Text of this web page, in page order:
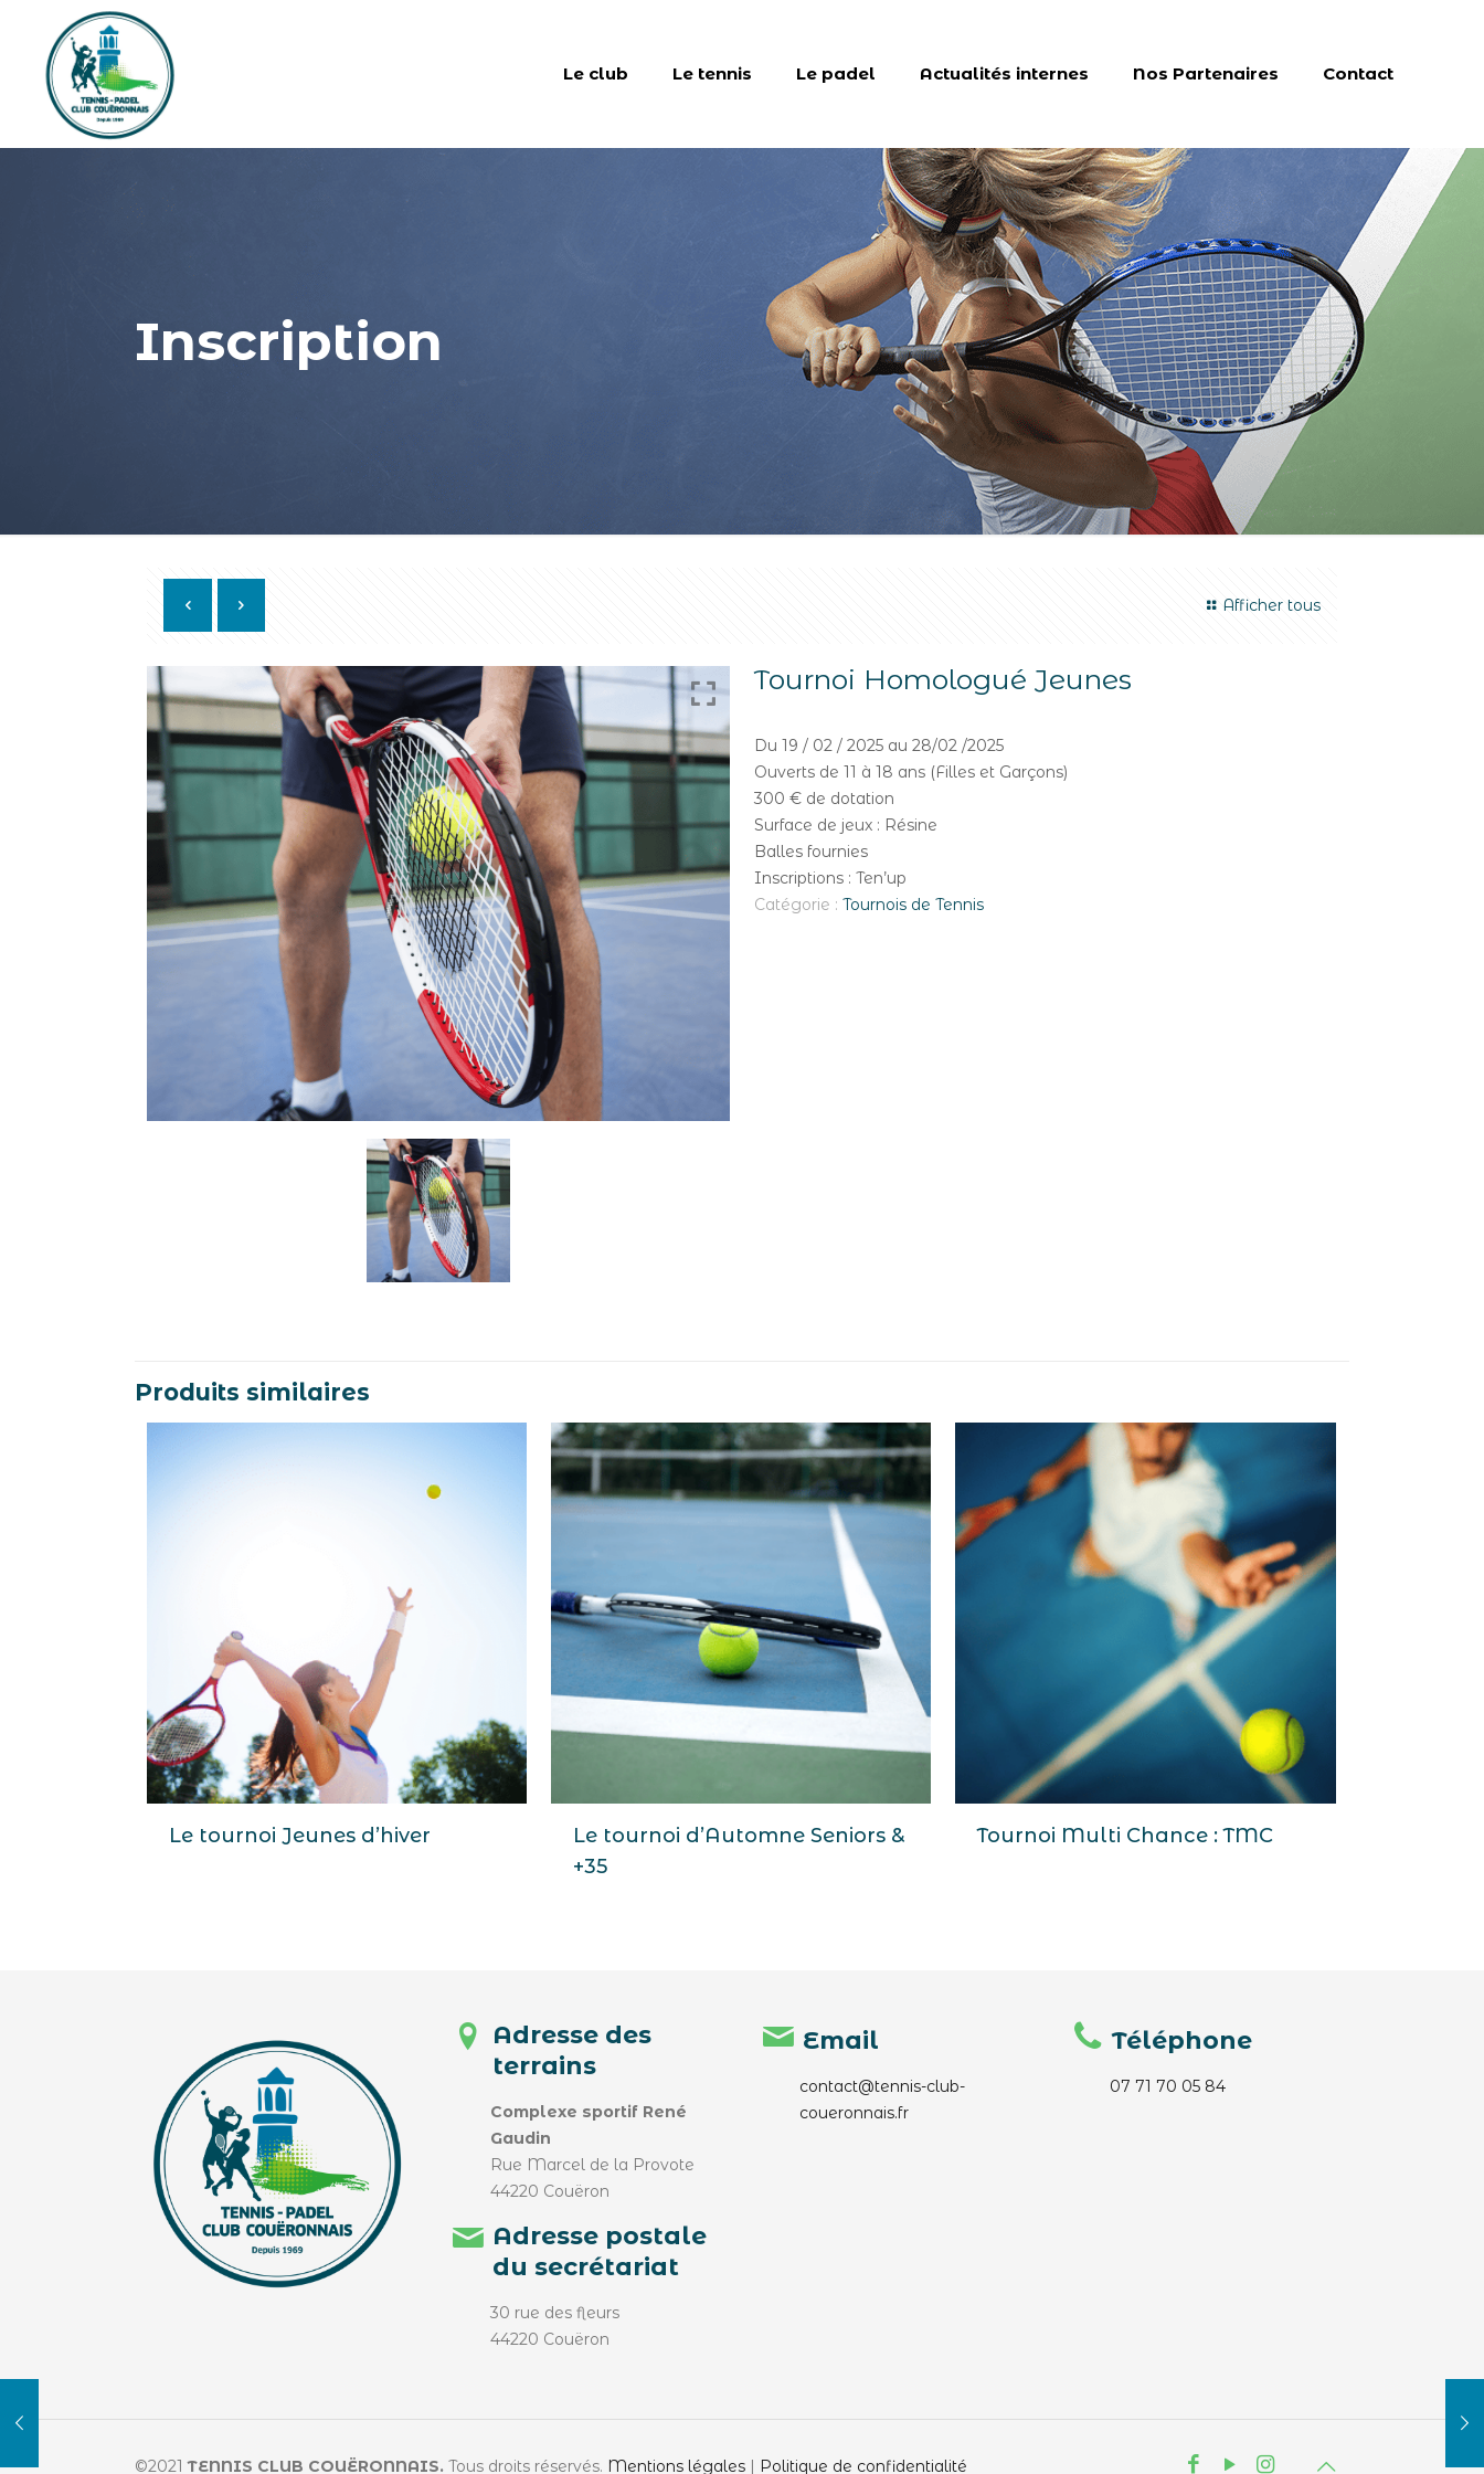
Le club Le tennis Le padel Actualités internes Nos Partenaires Contact
Inscription
Afficher tous
Tournoi Homologué Jeunes
Du 19 / 02 / 2025 au 28/02 /2025
Ouverts de 11 à 18 ans (Filles et Garçons)
300 € de dotation
Surface de jeux : Résine
Balles fournies
Inscriptions : Ten’up
Catégorie : Tournois de Tennis
Produits similaires
Le tournoi Jeunes d’hiver
Le tournoi d’Automne Seniors &
+35
Tournoi Multi Chance : TMC
Adresse des
terrains
Complexe sportif René
Gaudin
Rue Marcel de la Provote
44220 Couëron
Adresse postale
du secrétariat
30 rue des fleurs
44220 Couëron
Email
contact@tennis-club-
coueronnais.fr
Téléphone
07 71 70 05 84
©2021TENNIS CLUB COUËRONNAIS. Tous droits réservés. Mentions légales | Politique de confidentialité